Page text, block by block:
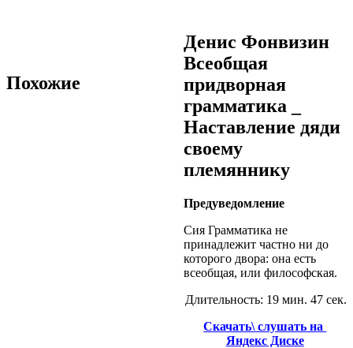
Денис Фонвизин
Всеобщая
придворная
грамматика _
Наставление дяди
своему
племяннику
Предуведомление
Сия Грамматика не
принадлежит частно ни до
которого двора: она есть
всеобщая, или философская.
Длительность: 19 мин. 47 сек.
Скачать\ слушать на
Яндекс Диске
Похожие